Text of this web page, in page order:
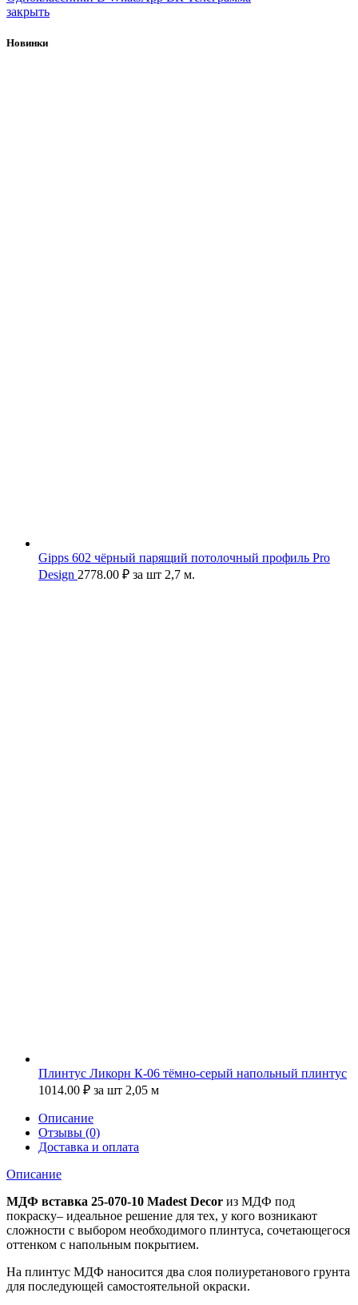
закрыть
Новинки
Gipps 602 чёрный парящий потолочный профиль Pro
Design 2778.00 ₽ за шт 2,7 м.
Плинтус Ликорн К-06 тёмно-серый напольный плинтус
1014.00 ₽ за шт 2,05 м
Описание
Отзывы (0)
Доставка и оплата
Описание
МДФ вставка 25-070-10 Madest Decor из МДФ под
покраску– идеальное решение для тех, у кого возникают
сложности с выбором необходимого плинтуса, сочетающегося
оттенком с напольным покрытием.
На плинтус МДФ наносится два слоя полиуретанового грунта
для последующей самостоятельной окраски.